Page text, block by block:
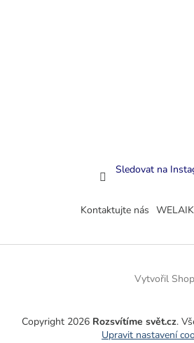
Sledovat na
Kontaktujte nás
Vytvořil
Copyright 2026 Rozsvítíme svět.cz.
Upravit nastavení